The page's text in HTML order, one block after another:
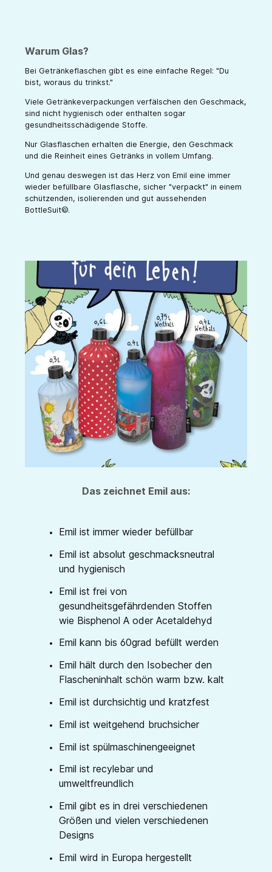
Warum Glas?
Bei Getränkeflaschen gibt es eine einfache Regel: "Du
bist, woraus du trinkst."
Viele Getränkeverpackungen verfälschen den Geschmack,
sind nicht hygienisch oder enthalten sogar
gesundheitsschädigende Stoffe.
Nur Glasflaschen erhalten die Energie, den Geschmack
und die Reinheit eines Getränks in vollem Umfang.
Und genau deswegen ist das Herz von Emil eine immer
wieder befüllbare Glasflasche, sicher "verpackt" in einem
schützenden, isolierenden und gut aussehenden
BottleSuit©.
Das zeichnet Emil aus:
Emil ist immer wieder befüllbar
Emil ist absolut geschmacksneutral
und hygienisch
Emil ist frei von
gesundheitsgefährdenden Stoffen
wie Bisphenol A oder Acetaldehyd
Emil kann bis 60grad befüllt werden
Emil hält durch den Isobecher den
Flascheninhalt schön warm bzw. kalt
Emil ist durchsichtig und kratzfest
Emil ist weitgehend bruchsicher
Emil ist spülmaschinengeeignet
Emil ist recylebar und
umweltfreundlich
Emil gibt es in drei verschiedenen
Größen und vielen verschiedenen
Designs
Emil wird in Europa hergestellt